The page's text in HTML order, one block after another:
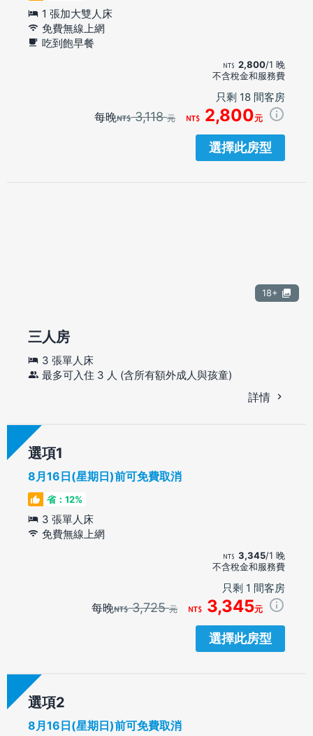
1 張加大雙人床
免費無線上網
吃到飽早餐
2,800/1 晚
不含稅金和服務費
只剩 18 間客房
每晚 3,118元 2,800元
選擇此房型
18+
三人房
3 張單人床
最多可入住 3 人 (含所有額外成人與孩童)
詳情
選項
8月16日(星期日)前可免費取消
省：12%
3 張單人床
免費無線上網
3,345/1 晚
不含稅金和服務費
只剩 1 間客房
每晚 3,725元 3,345元
選擇此房型
選項
8月16日(星期日)前可免費取消